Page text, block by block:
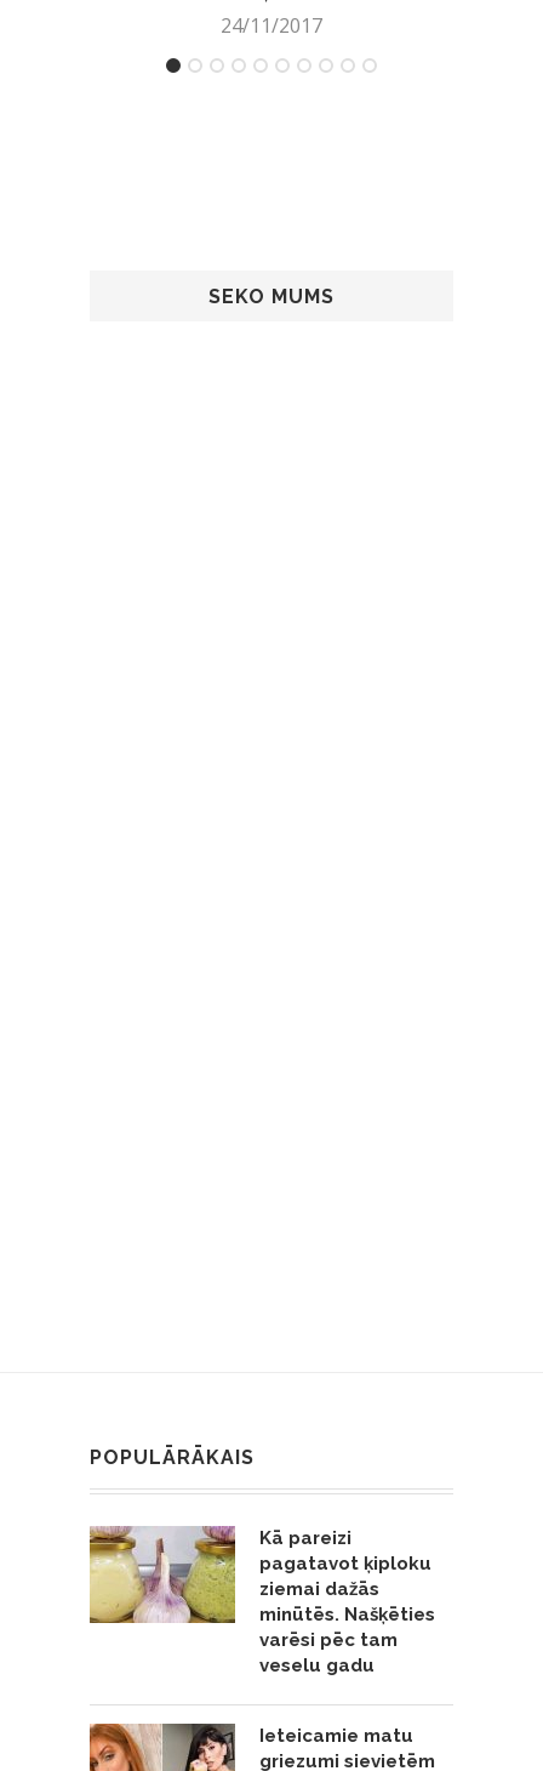
24/11/2017
SEKO MUMS
POPULĀRĀKAIS
Kā pareizi
pagatavot ķiploku
ziemai dažās
minūtēs. Našķēties
varēsi pēc tam
veselu gadu
Ieteicamie matu
griezumi sievietēm